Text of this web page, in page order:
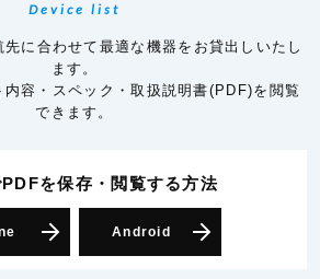
Device list
に合わせて最適な機器をお貸出しいたし
ます。
内容・スペック・取扱説明書(PDF)を閲覧
できます。
を保存・閲覧する方法
Android